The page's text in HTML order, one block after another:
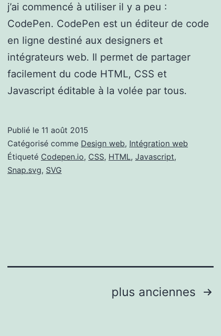
j’ai commencé à utiliser il y a peu :
CodePen. CodePen est un éditeur de code
en ligne destiné aux designers et
intégrateurs web. Il permet de partager
facilement du code HTML, CSS et
Javascript éditable à la volée par tous.
Publié le 11 août 2015
Catégorisé comme Design web, Intégration web
Étiqueté Codepen.io, CSS, HTML, Javascript,
Snap.svg, SVG
plus anciennes